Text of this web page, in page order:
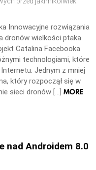
Innowacyjne rozwiązania
dronów wielkości ptaka
Catalina Facebooka
technologiami, które
Jednym z mniej
który rozpoczął się w
sieci dronów […] MORE
nad Androidem 8.0